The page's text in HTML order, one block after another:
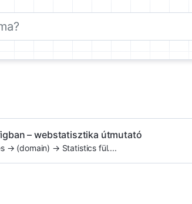
– webstatisztika útmutató
→ (domain) → Statistics fül....